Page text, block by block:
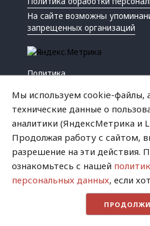
На сайте возможны
запрещенных организаций
Политика
Успех
Хватит это терпеть
Мы используем cookie-файлы,
технические данные о
аналитики (ЯндексМетрика и
Продолжая работу с сайтом,
разрешение на эти действия.
ознакомьтесь с нашей
персональных данных, если